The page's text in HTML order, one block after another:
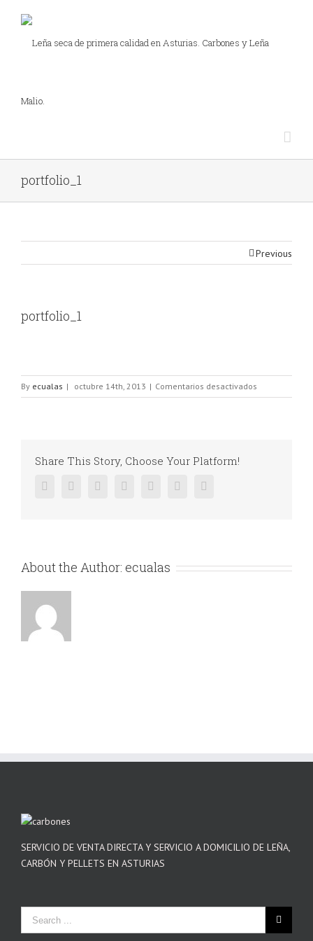
portfolio_1
Previous
portfolio_1
By ecualas | octubre 14th, 2013 | Comentarios desactivados
portfolio_1
Share This Story, Choose Your Platform!
FacebookTwitter LinkedinReddit Google+Pinterest
About the Author: ecualas
SERVICIO DE VENTA DIRECTA Y SERVICIO A DOMICILIO DE LEÑA,
CARBÓN Y PELLETS EN ASTURIAS